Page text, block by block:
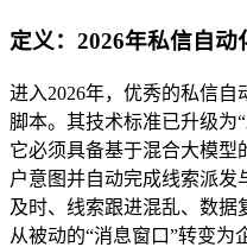
定义：2026年私信自动
进入2026年，优秀的私信
脚本。其技术标准已升级为
它必须具备基于混合大模型
户意图并自动完成线索派发
及时、线索跟进混乱、数据
从被动的“消息窗口”转变为